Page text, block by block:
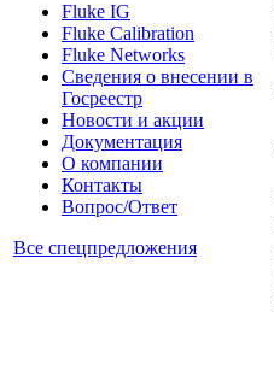
Fluke IG
Fluke Calibration
Fluke Networks
Сведения о внесении в
Госреестр
Новости и акции
Документация
О компании
Контакты
Вопрос/Ответ
Все спецпредложения